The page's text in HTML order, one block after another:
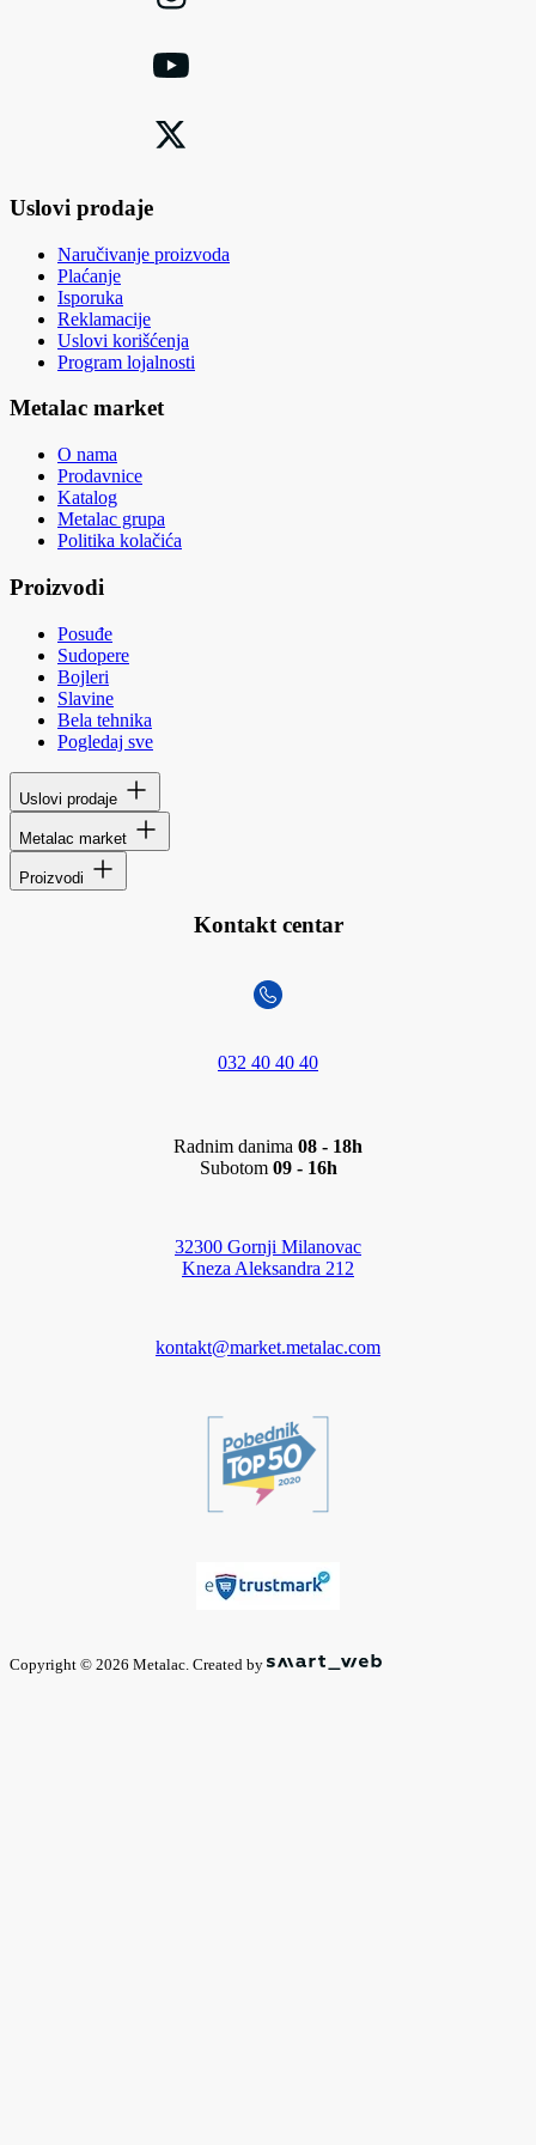
Uslovi prodaje
Naručivanje proizvoda
Plaćanje
Isporuka
Reklamacije
Uslovi korišćenja
Program lojalnosti
Metalac market
O nama
Prodavnice
Katalog
Metalac grupa
Politika kolačića
Proizvodi
Posuđe
Sudopere
Bojleri
Slavine
Bela tehnika
Pogledaj sve
Uslovi prodaje
Metalac market
Proizvodi
Kontakt centar
032 40 40 40
Radnim danima 08 - 18h
Subotom 09 - 16h
32300 Gornji Milanovac
Kneza Aleksandra 212
kontakt@market.metalac.com
Copyright © 2026 Metalac. Created by